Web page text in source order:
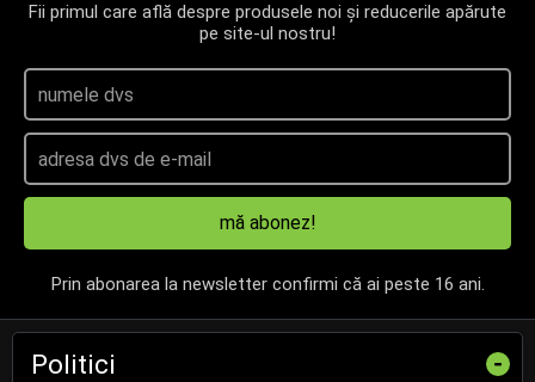
Fii primul care află despre produsele noi și reducerile apărute
pe site-ul nostru!
mă abonez!
Prin abonarea la newsletter confirmi că ai peste 16 ani.
Politici -